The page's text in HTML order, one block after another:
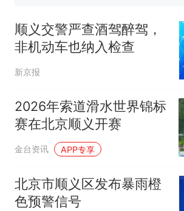
母瘫痪 轰-6J实
大雨将至一家老
1千斤稻谷
十多万人报
顺义交警严查酒驾醉驾，
非机动车也纳入检查
新京报
2026年索道滑水世界锦标
赛在北京顺义开赛
金台资讯 APP专享
北京市顺义区发布暴雨橙
色预警信号